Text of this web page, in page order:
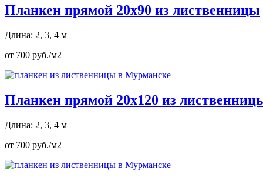
Планкен прямой 20х90 из лиственницы
Длина: 2, 3, 4 м
от 700 руб./м2
Планкен прямой 20х120 из
Длина: 2, 3, 4 м
от 700 руб./м2